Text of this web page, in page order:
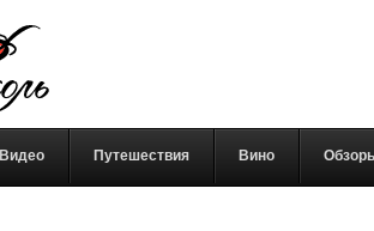
Видео Путешествия Вино